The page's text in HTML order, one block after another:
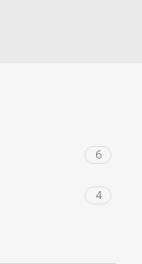
6
4